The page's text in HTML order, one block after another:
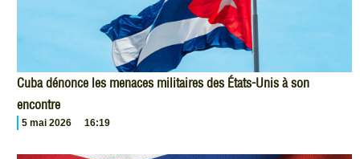
Cuba dénonce les menaces militaires des États-Unis à son
encontre
5 mai 2026 16:19